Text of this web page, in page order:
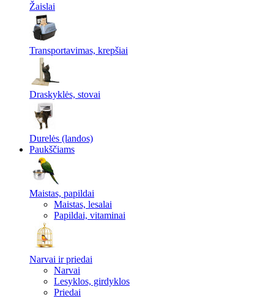
Žaislai
Transportavimas, krepšiai
Draskyklės, stovai
Durelės (landos)
Paukščiams
Maistas, papildai
Maistas, lesalai
Papildai, vitaminai
Narvai ir priedai
Narvai
Lesyklos, girdyklos
Priedai